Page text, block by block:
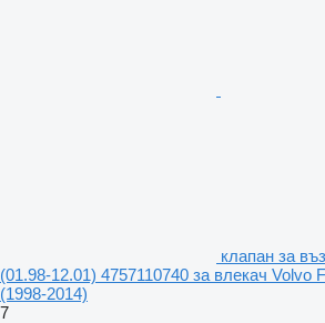
клапан за
(01.98-12.01) 4757110740 за влекач Volvo
(1998-2014)
7